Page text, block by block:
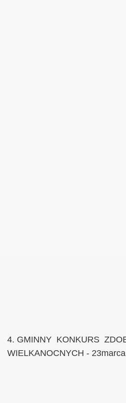
4. GMINNY KONKURS
WIELKANOCNYCH -